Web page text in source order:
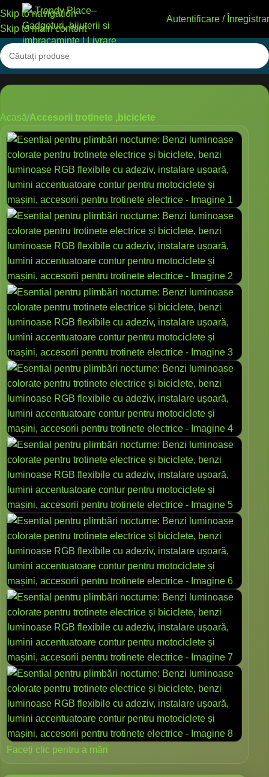
Skip to navigation
Skip to main content
Autentificare /
Acasă Accesorii trotinete ,biciclete
Faceți clic pentru a mări